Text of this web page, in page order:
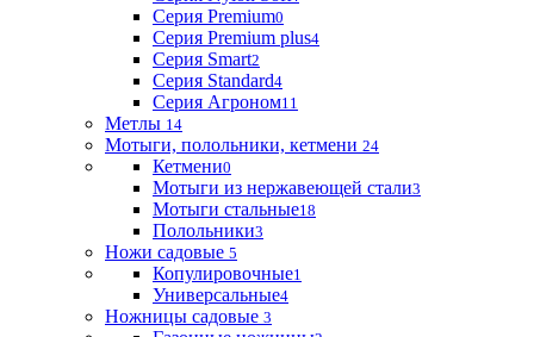
Серия Premium0
Серия Premium plus4
Серия Smart2
Серия Standard4
Серия Агроном11
Метлы 14
Мотыги, полольники, кетмени 24
Кетмени0
Мотыги из нержавеющей стали3
Мотыги стальные18
Полольники3
Ножи садовые 5
Копулировочные1
Универсальные4
Ножницы садовые 3